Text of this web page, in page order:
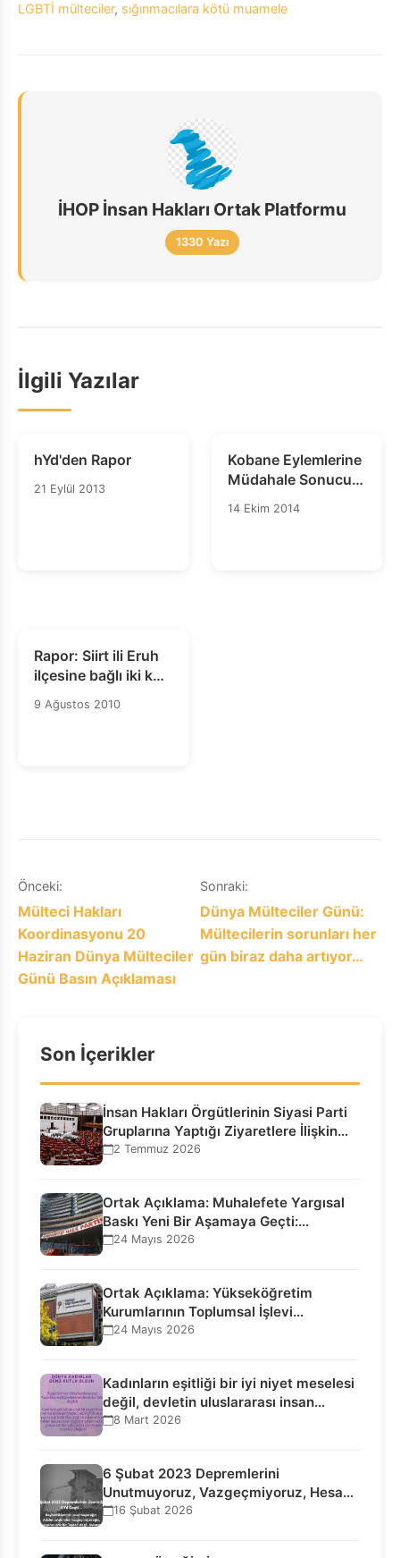
LGBTİ mülteciler, sığınmacılara kötü muamele
İHOP İnsan Hakları Ortak Platformu
1330 Yazı
İlgili Yazılar
hYd'den Rapor
21 Eylül 2013
Kobane Eylemlerine
Müdahale Sonucu
Meydana Gelen Hak
14 Ekim 2014
Rapor: Siirt ili Eruh
ilçesine bağlı iki köy
ve bir mezraya ait
arazi ve ormanlık
9 Ağustos 2010
Yazı
gezinmesi
Önceki:
Mülteci Hakları
Koordinasyonu 20
Haziran Dünya Mülteciler
Günü Basın Açıklaması
Sonraki:
Dünya Mülteciler Günü:
Mültecilerin sorunları her
gün biraz daha artıyor…
Son İçerikler
İnsan Hakları Örgütlerinin Siyasi Parti
Gruplarına Yaptığı Ziyaretlere İlişkin
Bilgilendirme…
2 Temmuz 2026
Ortak Açıklama: Muhalefete Yargısal
Baskı Yeni Bir Aşamaya Geçti:
Seçilmiş…
24 Mayıs 2026
Ortak Açıklama: Yükseköğretim
Kurumlarının Toplumsal İşlevi
Kurucularının Ticari Akıbetine
24 Mayıs 2026
Kadınların eşitliği bir iyi niyet meselesi
değil, devletin uluslararası insan…
8 Mart 2026
6 Şubat 2023 Depremlerini
Unutmuyoruz, Vazgeçmiyoruz, Hesap
Sorulmasını İstiyoruz!
16 Şubat 2026